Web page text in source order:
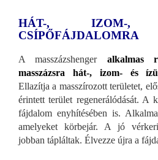
HÁT-, IZOM-
CSÍPŐFÁJDALOMRA
A masszázshenger alkalmas
masszázsra hát-, izom- és
Ellazítja a masszírozott területet,
érintett terület regenerálódását. A
fájdalom enyhítésében is.
amelyeket körbejár. A jó
jobban tápláltak. Élvezze újra a